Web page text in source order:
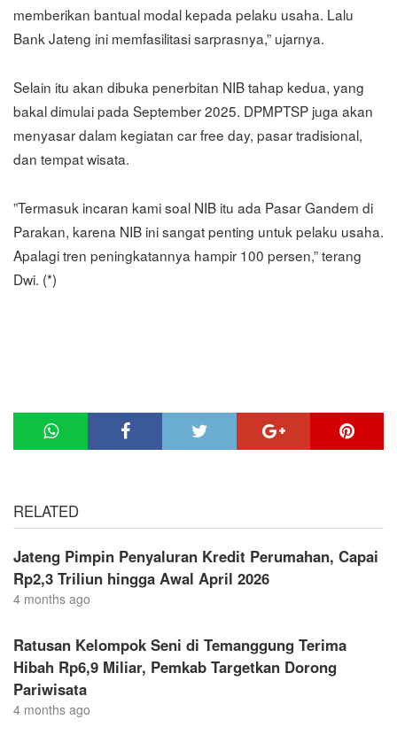
memberikan bantual modal kepada pelaku usaha. Lalu
Bank Jateng ini memfasilitasi sarprasnya,” ujarnya.
‎‎Selain itu akan dibuka penerbitan NIB tahap kedua, yang
bakal dimulai pada September 2025. ‎‎DPMPTSP juga akan
menyasar dalam kegiatan car free day, pasar tradisional,
dan tempat wisata.
‎‎”Termasuk incaran kami soal NIB itu ada Pasar Gandem di
Parakan, karena NIB ini sangat penting untuk pelaku usaha.
Apalagi tren peningkatannya hampir 100 persen,” terang
Dwi. (*)
RELATED
Jateng Pimpin Penyaluran Kredit Perumahan, Capai
Rp2,3 Triliun hingga Awal April 2026
4 months ago
Ratusan Kelompok Seni di Temanggung Terima
Hibah Rp6,9 Miliar, Pemkab Targetkan Dorong
Pariwisata
4 months ago